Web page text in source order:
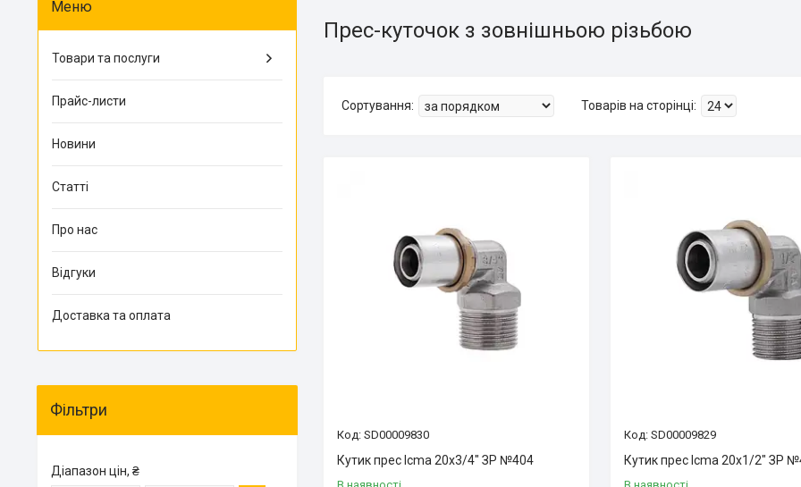
Прес-куточок з зовнішньою різьбою
SD00009830
Кутик прес Icma 20х3/4" ЗР №404
SD00009829
Кутик прес Icma 20х1/2" ЗР
Товари та послуги
Прайс-листи
Новини
Статті
Про нас
Відгуки
Доставка та оплата
Фільтри
Діапазон цін, ₴